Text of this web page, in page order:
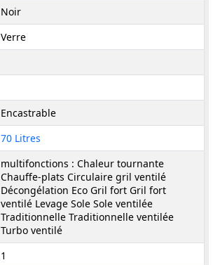
Noir
Verre
Encastrable
70 Litres
multifonctions : Chaleur tournante
Chauffe-plats Circulaire gril ventilé
Décongélation Eco Gril fort Gril fort
ventilé Levage Sole Sole ventilée
Traditionnelle Traditionnelle ventilée
Turbo ventilé
1